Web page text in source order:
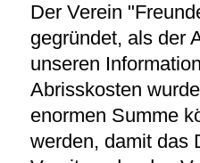
Der Verein
gegründet, als der
unseren
Abrisskosten
enormen Summe
werden, damit das